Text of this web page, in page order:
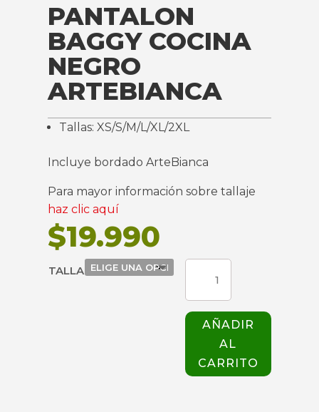
PANTALON
BAGGY COCINA
NEGRO
ARTEBIANCA
Tallas: XS/S/M/L/XL/2XL
Incluye bordado ArteBianca
Para mayor información sobre tallaje
haz clic aquí
$19.990
TALLA
COCINA
NEGRO
ARTEBIANCA
AÑADIR
AL
CARRITO